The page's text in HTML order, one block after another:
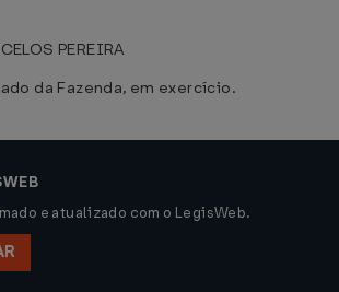
PEREIRA
da Fazenda, em exercício.
e atualizado com o LegisWeb.